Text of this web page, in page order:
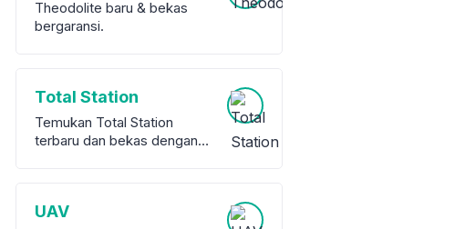
Theodolite baru & bekas
bergaransi.
Total Station
Temukan Total Station
terbaru dan bekas dengan
peralatan survey berkualitas
UAV